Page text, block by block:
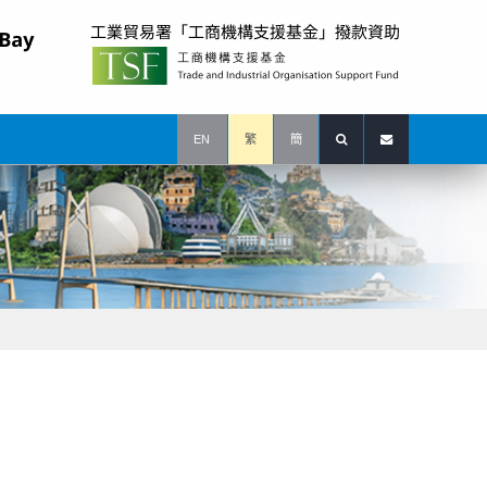
EN 繁 簡